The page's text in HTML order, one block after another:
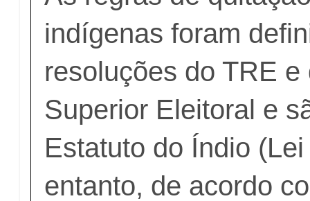
indígenas foram
resoluções do TRE e
Superior Eleitoral e
Estatuto do Índio
entanto, de acordo